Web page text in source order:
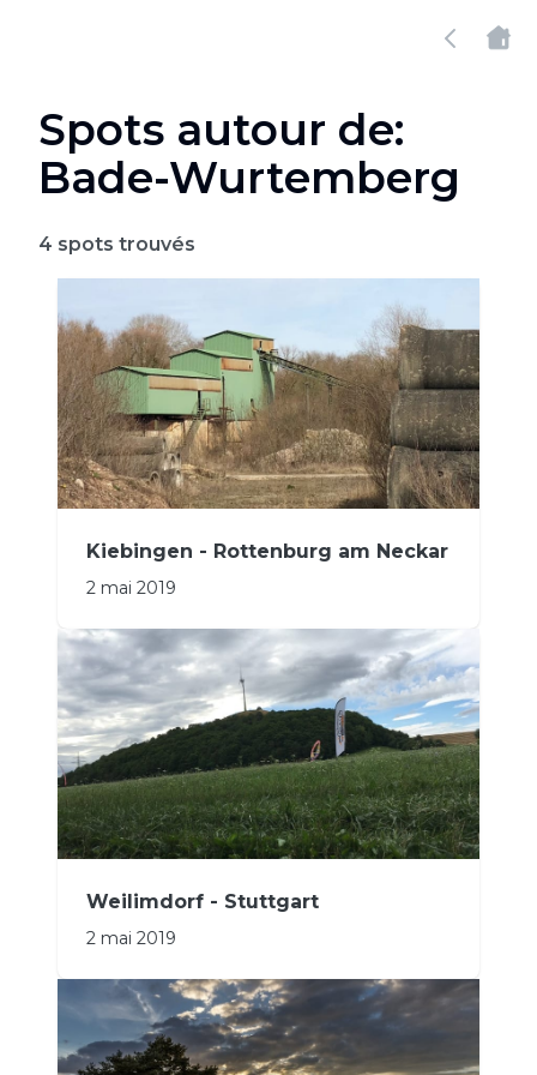
Spots autour de:
Bade-Wurtemberg
4 spots trouvés
Kiebingen - Rottenburg am Neckar
2 mai 2019
Weilimdorf - Stuttgart
2 mai 2019